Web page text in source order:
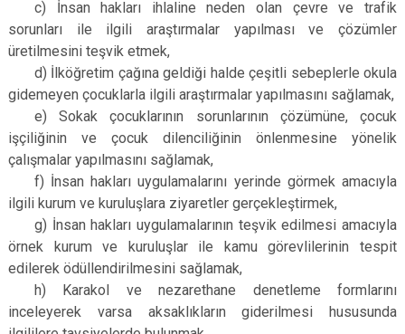
c) İnsan hakları ihlaline neden olan çevre ve trafik
sorunları ile ilgili araştırmalar yapılması ve çözümler
üretilmesini teşvik etmek,
d) İlköğretim çağına geldiği halde çeşitli sebeplerle okula
gidemeyen çocuklarla ilgili araştırmalar yapılmasını sağlamak,
e) Sokak çocuklarının sorunlarının çözümüne, çocuk
işçiliğinin ve çocuk dilenciliğinin önlenmesine yönelik
çalışmalar yapılmasını sağlamak,
f) İnsan hakları uygulamalarını yerinde görmek amacıyla
ilgili kurum ve kuruluşlara ziyaretler gerçekleştirmek,
g) İnsan hakları uygulamalarının teşvik edilmesi amacıyla
örnek kurum ve kuruluşlar ile kamu görevlilerinin tespit
edilerek ödüllendirilmesini sağlamak,
h) Karakol ve nezarethane denetleme formlarını
inceleyerek varsa aksaklıkların giderilmesi hususunda